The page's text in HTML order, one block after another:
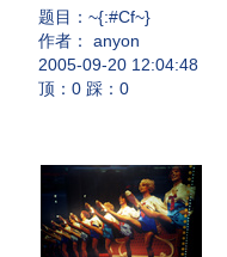
题目： ~{:#Cf~}
作者： anyon
2005-09-20 12:04:48
顶：0 踩：0